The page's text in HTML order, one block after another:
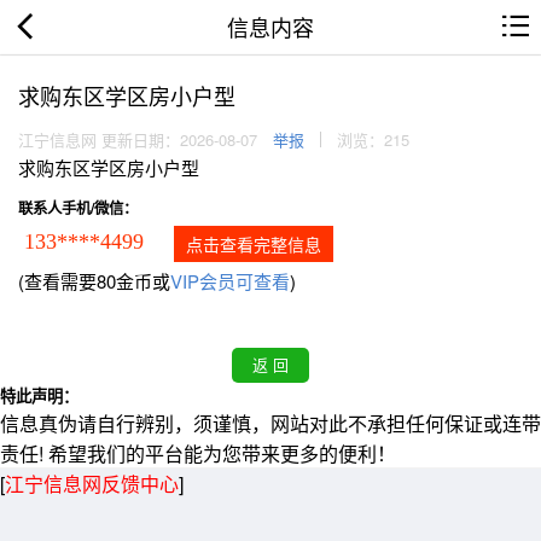
信息内容
求购东区学区房小户型
江宁信息网 更新日期：2026-08-07 举报 浏览：215
求购东区学区房小户型
联系人手机/微信：
133****4499 点击查看完整信息
(查看需要80金币或VIP会员可查看)
特此声明：
信息真伪请自行辨别，须谨慎，网站对此不承担任何保证或连带
责任! 希望我们的平台能为您带来更多的便利！
[江宁信息网反馈中心]